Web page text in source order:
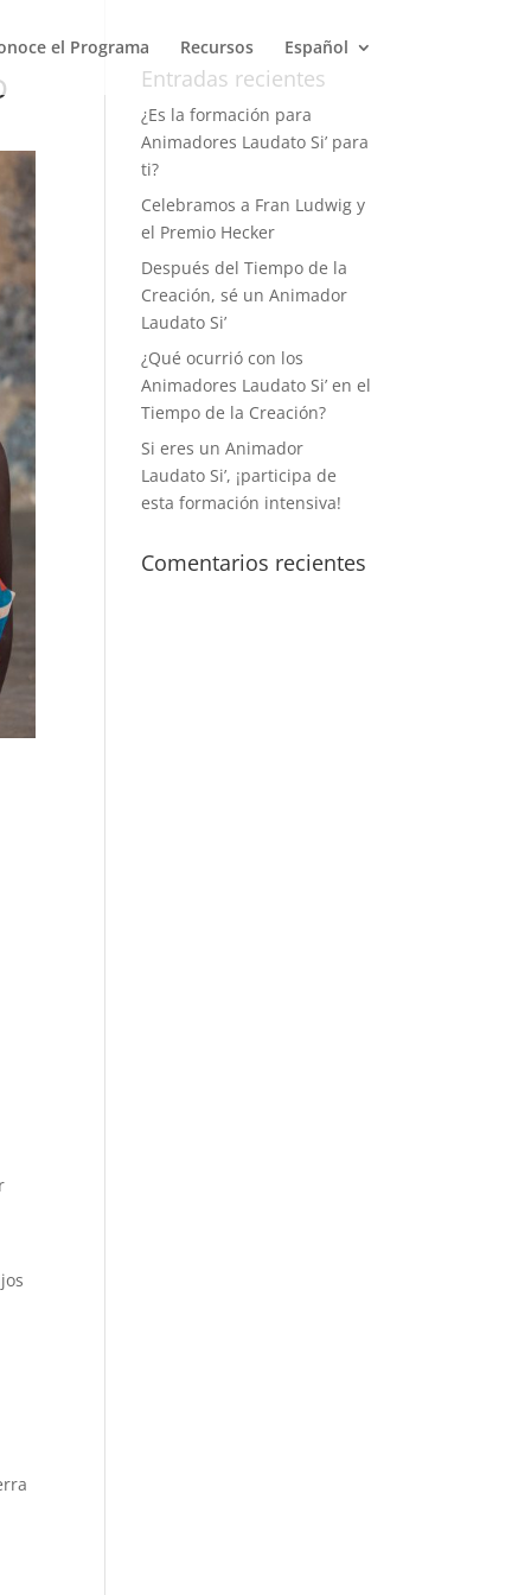
el Programa Recursos Español
Entradas recientes
¿Es la formación para
Animadores Laudato Si’ para
ti?
Celebramos a Fran Ludwig y
el Premio Hecker
Después del Tiempo de la
Creación, sé un Animador
Laudato Si’
¿Qué ocurrió con los
Animadores Laudato Si’ en el
Tiempo de la Creación?
Si eres un Animador
Laudato Si’, ¡participa de
esta formación intensiva!
Comentarios recientes